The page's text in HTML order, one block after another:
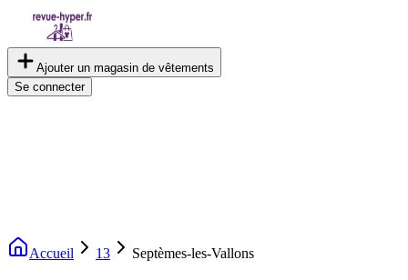
Ajouter un magasin de vêtements
Se connecter
Accueil 13 Septèmes-les-Vallons